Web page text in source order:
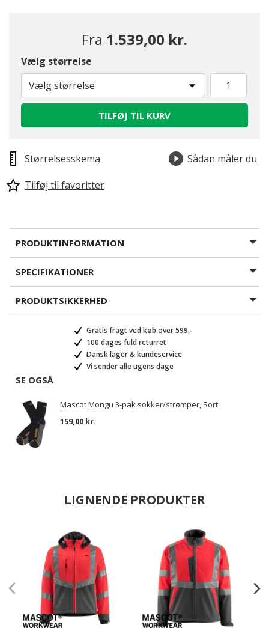
Fra 1.539,00 kr.
Vælg størrelse
Vælg størrelse
TILFØJ TIL KURV
Størrelsesskema
Sådan måler du
Tilføj til favoritter
PRODUKTINFORMATION
SPECIFIKATIONER
PRODUKTSIKKERHED
Gratis fragt ved køb over 599,-
100 dages fuld returret
Dansk lager & kundeservice
Vi sender alle ugens dage
SE OGSÅ
Mascot Mongu 3-pak sokker/strømper, Sort
159,00 kr.
LIGNENDE PRODUKTER